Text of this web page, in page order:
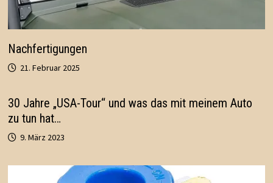
Nachfertigungen
21. Februar 2025
30 Jahre „USA-Tour“ und was das mit meinem Auto
zu tun hat…
9. März 2023